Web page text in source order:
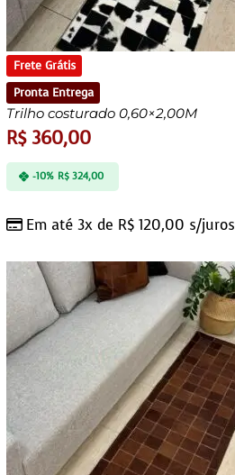
Frete Grátis
Pronta Entrega
Trilho costurado 0,60×2,00M
R$360,00
Em até 3x de R$ 120,00 s/juros
-10% R$324,00